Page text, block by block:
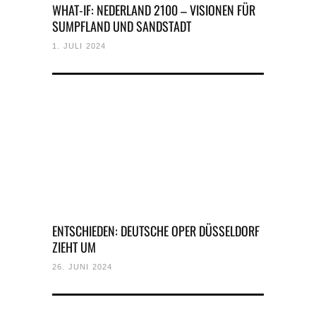
WHAT-IF: NEDERLAND 2100 – VISIONEN FÜR
SUMPFLAND UND SANDSTADT
1. JULI 2024
ENTSCHIEDEN: DEUTSCHE OPER DÜSSELDORF
ZIEHT UM
26. JUNI 2024